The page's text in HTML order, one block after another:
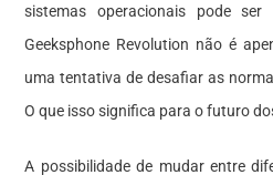
sistemas operacionais pode
Geeksphone Revolution não é
uma tentativa de desafiar as
O que isso significa para o futuro
A possibilidade de mudar entre